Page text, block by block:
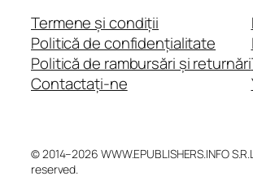
Termene și condiții
Politică de confidențialitate
Politică de rambursări și returnări
Contactați-ne
© 2014–2026 WWW.EPUBLISHERS.INFO
reserved.